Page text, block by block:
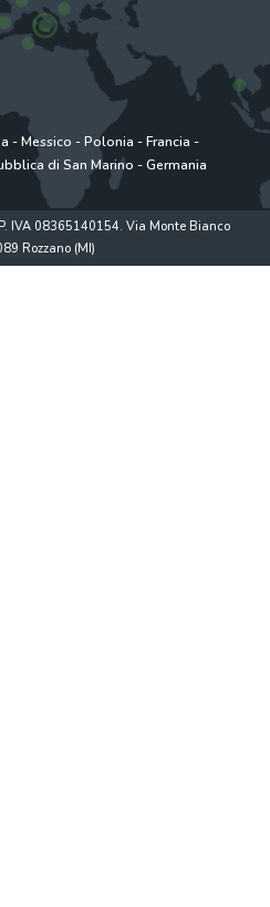
-Messico -Polonia -Francia -
di San Marino -Germania
IVA 08365140154. Via Monte Bianco
Rozzano (MI)